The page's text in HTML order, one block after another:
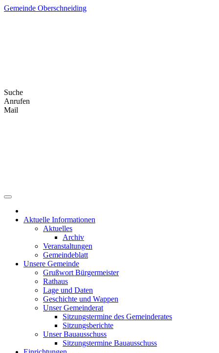
Skip
Gemeinde Oberschneiding
Suche
Anrufen
Mail
Aktuelle Informationen
Aktuelles
Archiv
Veranstaltungen
Gemeindeblatt
Unsere Gemeinde
Grußwort Bürgermeister
Rathaus
Lage und Daten
Geschichte und Wappen
Unser Gemeinderat
Sitzungstermine des Gemeinderates
Sitzungsberichte
Unser Bauausschuss
Sitzungstermine Bauausschuss